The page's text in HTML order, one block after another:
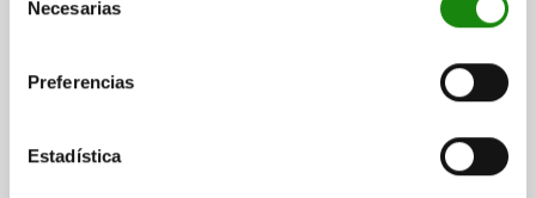
Necesarias
Preferencias
Estadística
Referencia:
$1,432.47
DETALLES